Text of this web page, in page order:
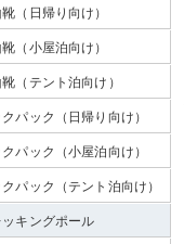
（日帰り向け）
（小屋泊向け）
（テント泊向け）
パック（日帰り向け）
パック（小屋泊向け）
パック（テント泊向け）
ッキングポール